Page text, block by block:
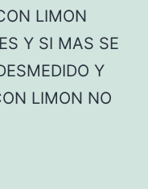
LIMON
Y SI MAS SE
Y
LIMON NO